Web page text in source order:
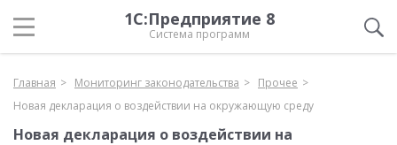
1С:Предприятие 8
Система программ
Главная Мониторинг законодательства
Прочее
Новая декларация о воздействии на окружающую среду
Новая декларация о воздействии на